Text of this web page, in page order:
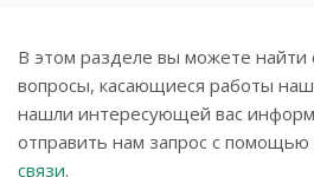
В этом разделе вы можете найти
вопросы, касающиеся работы
нашли интересующей вас
отправить нам запрос с помощью
связи.